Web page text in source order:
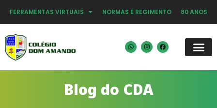
FERRAMENTAS VIRTUAIS NORMAS E REGIMENTO 80 ANOS
Blog do CDA